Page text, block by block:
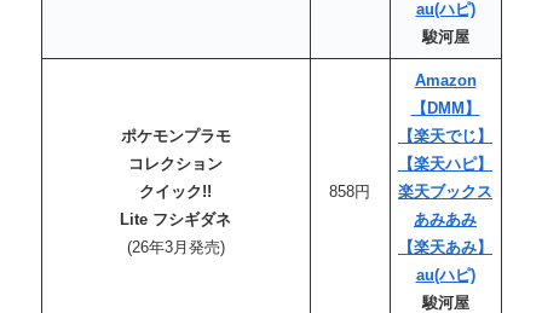
au(ハピ)
駿河屋
ポケモンプラモ
コレクション
クイック!!
Lite フシギダネ
(26年3月発売)
858円
Amazon
【DMM】
【楽天でじ】
【楽天ハピ】
楽天ブックス
あみあみ
【楽天あみ】
au(ハピ)
駿河屋